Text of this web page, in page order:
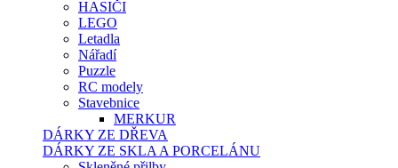
HASIČI
LEGO
Letadla
Nářadí
Puzzle
RC modely
Stavebnice
MERKUR
DÁRKY ZE DŘEVA
DÁRKY ZE SKLA A PORCELÁNU